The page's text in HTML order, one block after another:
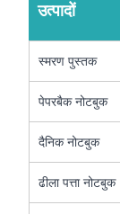
उत्पादों
स्मरण पुस्तक
पेपरबैक नोटबुक
दैनिक नोटबुक
ढीला पत्ता नोटबुक